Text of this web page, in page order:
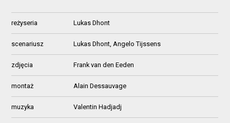
reżyseria Lukas Dhont
scenariusz Lukas Dhont, Angelo Tijssens
zdjęcia Frank van den Eeden
montaż Alain Dessauvage
muzyka Valentin Hadjadj